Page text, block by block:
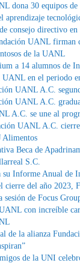
dona 30 equipos
aprendizaje
consejo directivo
UANL firman
de la UANL
a 14 alumnos de
UANL en el periodo
UANL A.C.
UANL A.C.
A.C. se une al
UANL A.C.
Alimentos
Beca de
S.C.
su Informe Anual de
cierre del año 2023,
sesión de Focus
con increíble
de la alianza
de la UNI